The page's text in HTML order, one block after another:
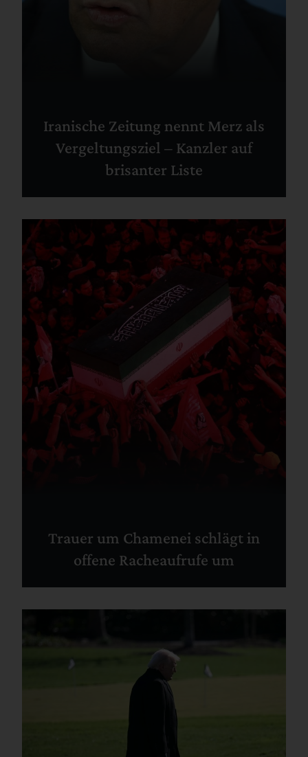
Iranische Zeitung nennt Merz als
Vergeltungsziel – Kanzler auf
brisanter Liste
Trauer um Chamenei schlägt in
offene Racheaufrufe um